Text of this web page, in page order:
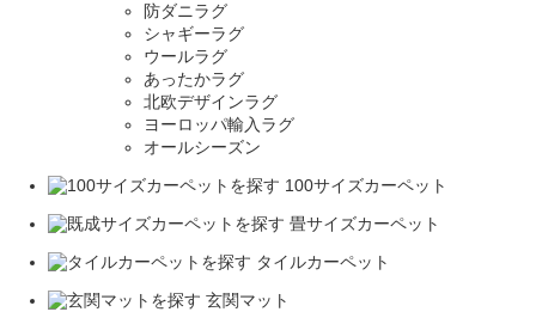
防ダニラグ
シャギーラグ
ウールラグ
あったかラグ
北欧デザインラグ
ヨーロッパ輸入ラグ
オールシーズン
100サイズカーペット
畳サイズカーペット
タイルカーペット
玄関マット